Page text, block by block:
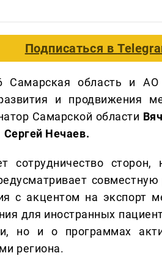
Подписаться в
область и
и продвижения
Самарской области
Сергей Нечаев.
сотрудничество
с акцентом на экспорт
для иностранных
но и о программах
региона.